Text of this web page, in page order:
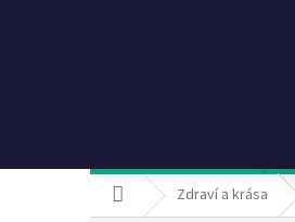
Domů Zdraví a krása